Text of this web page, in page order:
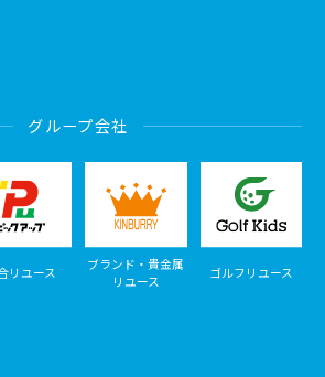
グループ会社
リユース
ブランド・貴金属
リユース
ゴルフリユース